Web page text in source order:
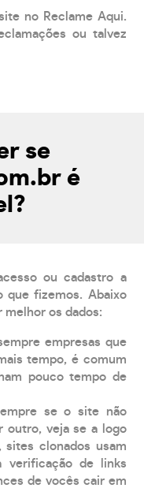
no Reclame Aqui.
ou talvez
se
é
ou cadastro a
que fizemos. Abaixo
melhor os dados:
empresas que
tempo, é comum
pouco tempo de
se o site não
outro, veja se a logo
sites clonados usam
verificação de links
de vocês cair em